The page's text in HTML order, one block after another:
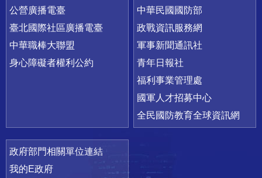
公營廣播電臺
臺北國際社區廣播電臺
中華職棒大聯盟
身心障礙者權利公約
中華民國國防部
政戰資訊服務網
軍事新聞通訊社
青年日報社
福利事業管理處
國軍人才招募中心
全民國防教育全球資訊網
政府部門相關單位連結
我的E政府